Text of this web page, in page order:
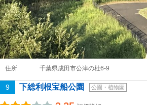
住所 千葉県成田市公津の杜6-9
9 下総利根宝船公園 公園・植物園